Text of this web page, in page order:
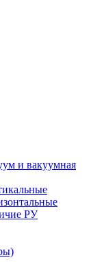
и вакуумная
РУ